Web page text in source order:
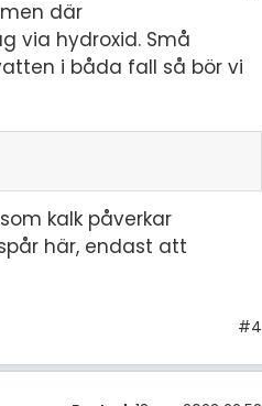
där
via hydroxid. Små
i båda fall så bör vi
kalk påverkar
här, endast att
#4